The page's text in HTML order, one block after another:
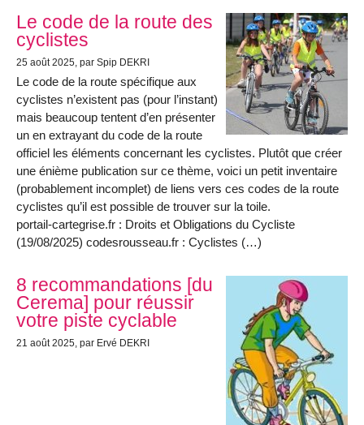
Le code de la route des
cyclistes
25 août 2025, par Spip DEKRI
Le code de la route spécifique aux
cyclistes n’existent pas (pour l’instant)
mais beaucoup tentent d’en présenter
un en extrayant du code de la route
officiel les éléments concernant les cyclistes. Plutôt que créer
une énième publication sur ce thème, voici un petit inventaire
(probablement incomplet) de liens vers ces codes de la route
cyclistes qu’il est possible de trouver sur la toile.
portail-cartegrise.fr : Droits et Obligations du Cycliste
(19/08/2025) codesrousseau.fr : Cyclistes (…)
8 recommandations [du
Cerema] pour réussir
votre piste cyclable
21 août 2025, par Ervé DEKRI